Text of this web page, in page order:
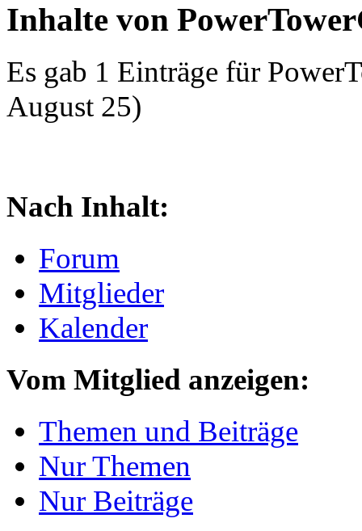
Inhalte von
Es gab 1 Einträge für
August 25)
Nach Inhalt:
Forum
Mitglieder
Kalender
Vom Mitglied anzeigen:
Themen und Beiträge
Nur Themen
Nur Beiträge